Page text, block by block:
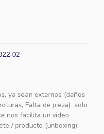
02
ya sean externos (daños
Falta de pieza) solo
nos facilita un video
/ producto (unboxing).